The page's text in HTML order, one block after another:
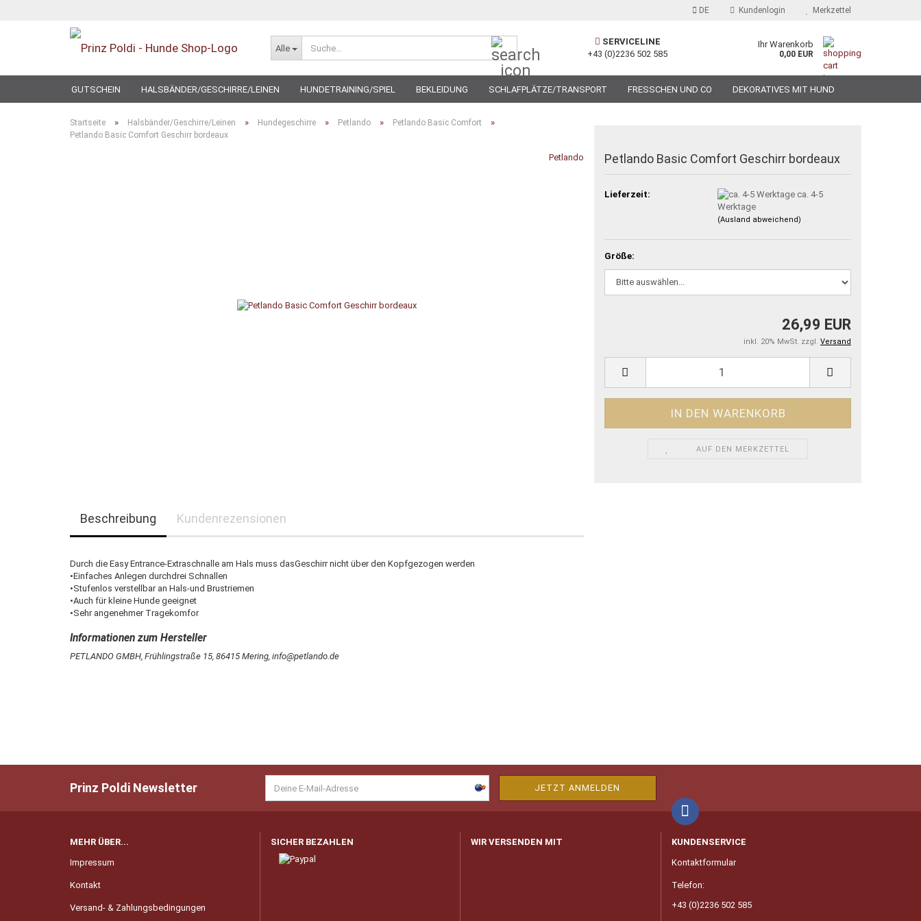
DE Kundenlogin Merkzettel
Alle
SERVICELINE
+43 (0)2236 502 585
Ihr Warenkorb
0,00 EUR
GUTSCHEIN HALSBÄNDER/GESCHIRRE/LEINEN HUNDETRAINING/SPIEL BEKLEIDUNG SCHLAFPLÄTZE/TRANSPORT FRESSCHEN UND CO DEKORATIVES MIT HUND
SPECIAL
Startseite » Halsbänder/Geschirre/Leinen » Hundegeschirre » Petlando » Petlando Basic Comfort »
Petlando Basic Comfort Geschirr bordeaux
Petlando Petlando Basic Comfort Geschirr bordeaux
Lieferzeit:
ca. 4-5
Werktage
(Ausland abweichend)
Größe:
26,99 EUR
inkl. 20% MwSt. zzgl. Versand
AUF DEN MERKZETTEL
Beschreibung Kundenrezensionen
Durch die Easy Entrance-Extraschnalle am Hals muss dasGeschirr nicht über den Kopfgezogen werden
•Einfaches Anlegen durchdrei Schnallen
•Stufenlos verstellbar an Hals-und Brustriemen
•Auch für kleine Hunde geeignet
•Sehr angenehmer Tragekomfor
PETLANDO GMBH, Frühlingstraße 15, 86415 Mering, info@petlando.de
Prinz Poldi Newsletter
MEHR ÜBER...
Impressum
Kontakt
Versand- & Zahlungsbedingungen
SICHER BEZAHLEN WIR VERSENDEN MIT
KUNDENSERVICE
Kontaktformular
Telefon:
+43 (0)2236 502 585